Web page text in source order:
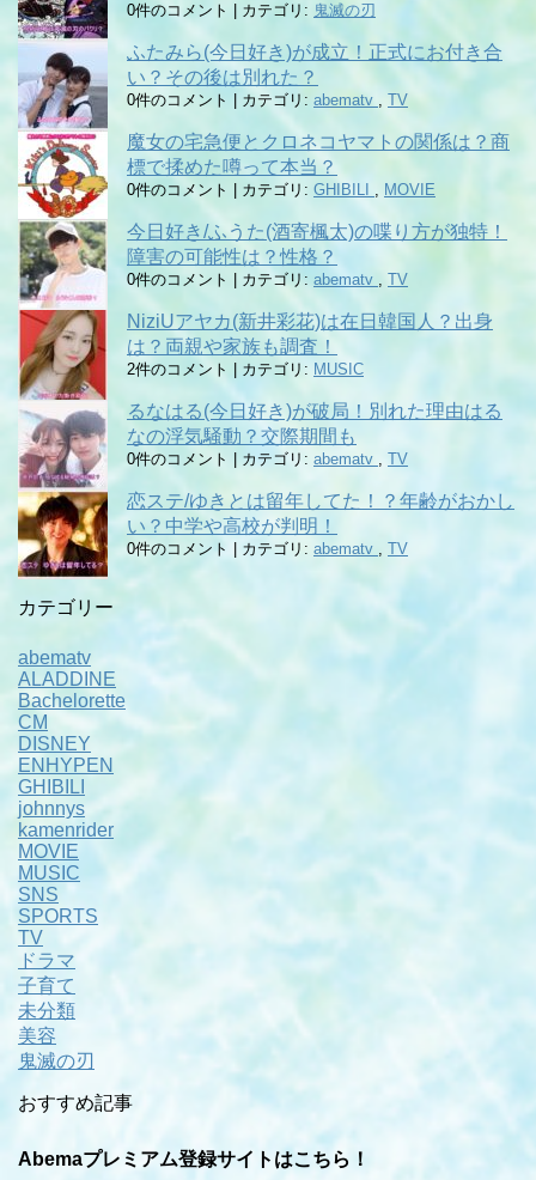
0件のコメント カテゴリ: 鬼滅の刃
ふたみら(今日好き)が成立！正式にお付き合
い？その後は別れた？
0件のコメント カテゴリ: abematv , TV
魔女の宅急便とクロネコヤマトの関係は？商
標で揉めた噂って本当？
0件のコメント カテゴリ: GHIBILI , MOVIE
今日好き/ふうた(酒寄楓太)の喋り方が独特！
障害の可能性は？性格？
0件のコメント カテゴリ: abematv , TV
NiziUアヤカ(新井彩花)は在日韓国人？出身
は？両親や家族も調査！
2件のコメント カテゴリ: MUSIC
るなはる(今日好き)が破局！別れた理由はる
なの浮気騒動？交際期間も
0件のコメント カテゴリ: abematv , TV
恋ステ/ゆきとは留年してた！？年齢がおかし
い？中学や高校が判明！
0件のコメント カテゴリ: abematv , TV
カテゴリー
abematv
ALADDINE
Bachelorette
CM
DISNEY
ENHYPEN
GHIBILI
johnnys
kamenrider
MOVIE
MUSIC
SNS
SPORTS
TV
ドラマ
子育て
未分類
美容
鬼滅の刃
おすすめ記事
Abemaプレミアム登録サイトはこちら！